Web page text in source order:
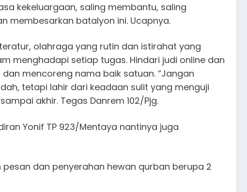
kekeluargaan, saling membantu, saling
membesarkan batalyon ini. Ucapnya.
olahraga yang rutin dan istirahat yang
menghadapi setiap tugas. Hindari judi online dan
mencoreng nama baik satuan. “Jangan
tetapi lahir dari keadaan sulit yang menguji
akhir. Tegas Danrem 102/Pjg.
Yonif TP 923/Mentaya nantinya juga
pesan dan penyerahan hewan qurban berupa 2